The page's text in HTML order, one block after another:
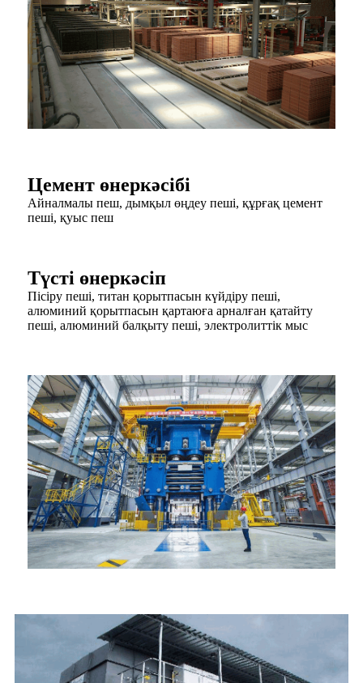
Цемент өнеркәсібі
Айналмалы пеш, дымқыл өңдеу пеші, құрғақ цемент
пеші, қуыс пеш
Түсті өнеркәсіп
Пісіру пеші, титан қорытпасын күйдіру пеші,
алюминий қорытпасын қартаюға арналған қатайту
пеші, алюминий балқыту пеші, электролиттік мыс